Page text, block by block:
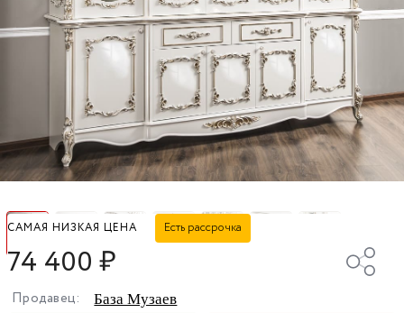
САМАЯ НИЗКАЯ ЦЕНА Есть рассрочка
74 400₽
Продавец: База Музаев